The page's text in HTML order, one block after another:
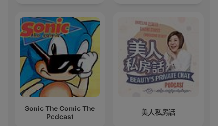
Sonic The Comic The
Podcast
美人私房話